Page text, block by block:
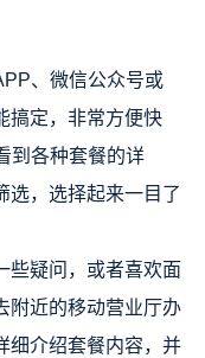
、微信公众号或
搞定，非常方便快
到各种套餐的详
选，选择起来一目了
些疑问，或者喜欢面
附近的移动营业厅办
细介绍套餐内容，并